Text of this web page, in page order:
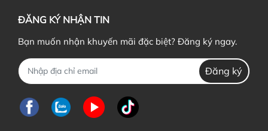
ĐĂNG KÝ NHẬN TIN
Bạn muốn nhận khuyến mãi đặc biệt? Đăng ký ngay.
Đăng ký